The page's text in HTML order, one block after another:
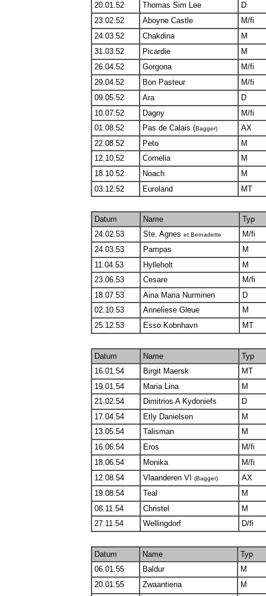
20.01.52
Thomas Sim Lee
D
23.02.52
Aboyne Castle
M/fi
24.03.52
Chakdina
M
31.03.52
Picardie
M
26.04.52
Gorgona
M/fi
29.04.52
Bon Pasteur
M/fi
09.05.52
Ara
D
10.07.52
Dagny
M/fi
01.08.52
Pas de Calais (Bagger)
AX
22.08.52
Peto
M
12.10.52
Cornelia
M
18.10.52
Noach
M
03.12.52
Euroland MT
Datum Name
Typ
24.02.53
Ste. Agnes et Bernadette
M/fi
24.03.53
Pampas
M
11.04.53
Hylleholt
M
23.06.53
Cesare
M/fi
18.07.53
Aina Maria Nurminen
D
02.10.53
Anneliese Gleue
M
25.12.53
Esso Kobnhavn MT
Datum Name
Typ
16.01.54
Birgit Maersk
MT
19.01.54
Maria Lina
M
21.02.54
Dimitrios A Kydoniefs
D
17.04.54
Etly Danielsen
M
13.05.54
Talisman
M
16.06.54
Eros
M/fi
18.06.54
Monika
M/fi
12.08.54
Vlaanderen VI (Bagger)
AX
19.08.54
Teal
M
08.11.54
Christel
M
27.11.54
Wellingdorf D/fi
Datum Name
Typ
06.01.55
Baldur
M
20.01.55
Zwaantiena
M